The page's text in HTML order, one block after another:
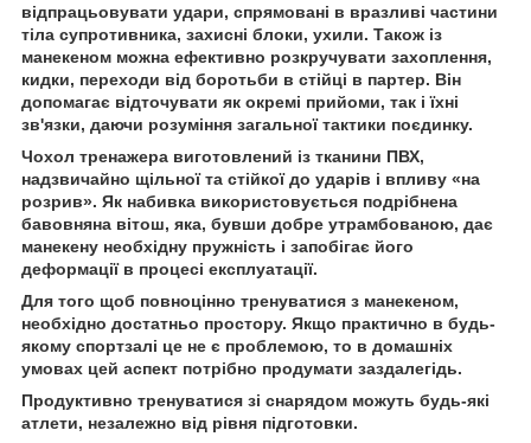
відпрацьовувати удари, спрямовані в вразливі частини
тіла супротивника, захисні блоки, ухили. Також із
манекеном можна ефективно розкручувати захоплення,
кидки, переходи від боротьби в стійці в партер. Він
допомагає відточувати як окремі прийоми, так і їхні
зв'язки, даючи розуміння загальної тактики поєдинку.
Чохол тренажера виготовлений із тканини ПВХ,
надзвичайно щільної та стійкої до ударів і впливу «на
розрив». Як набивка використовується подрібнена
бавовняна вітош, яка, бувши добре утрамбованою, дає
манекену необхідну пружність і запобігає його
деформації в процесі експлуатації.
Для того щоб повноцінно тренуватися з манекеном,
необхідно достатньо простору. Якщо практично в будь-
якому спортзалі це не є проблемою, то в домашніх
умовах цей аспект потрібно продумати заздалегідь.
Продуктивно тренуватися зі снарядом можуть будь-які
атлети, незалежно від рівня підготовки.